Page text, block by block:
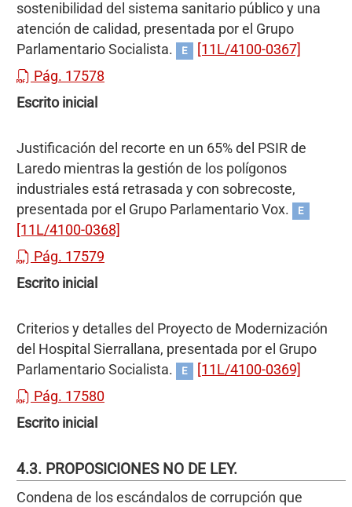
sostenibilidad del sistema sanitario público y una
atención de calidad, presentada por el Grupo
Parlamentario Socialista.
E
[11L/4100-0367]
Pág. 17578
Escrito inicial
Justificación del recorte en un 65% del PSIR de
Laredo mientras la gestión de los polígonos
industriales está retrasada y con sobrecoste,
presentada por el Grupo Parlamentario Vox.
E
[11L/4100-0368]
Pág. 17579
Escrito inicial
Criterios y detalles del Proyecto de Modernización
del Hospital Sierrallana, presentada por el Grupo
Parlamentario Socialista.
E
[11L/4100-0369]
Pág. 17580
Escrito inicial
4.3. PROPOSICIONES NO DE LEY.
Condena de los escándalos de corrupción que